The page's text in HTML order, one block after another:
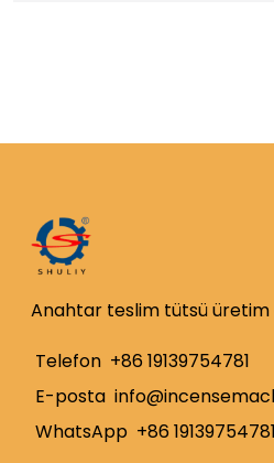
Anahtar teslim tütsü üretim
Telefon +86 19139754781
E-posta
WhatsApp +86 19139754781